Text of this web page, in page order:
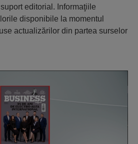
editorial. Informaţiile
disponibile la momentul
actualizărilor din partea surselor